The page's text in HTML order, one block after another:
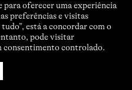
para oferecer uma experiência
preferências e visitas
está a concordar com o
pode visitar
consentimento controlado.